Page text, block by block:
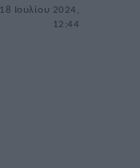
18 Ιουλίου 2024,
12:44